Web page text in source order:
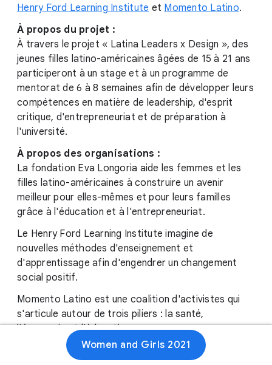
Henry Ford Learning Institute et Momento Latino.
À propos du projet :
À travers le projet « Latina Leaders x Design », des
jeunes filles latino-américaines âgées de 15 à 21 ans
participeront à un stage et à un programme de
mentorat de 6 à 8 semaines afin de développer leurs
compétences en matière de leadership, d'esprit
critique, d'entrepreneuriat et de préparation à
l'université.
À propos des organisations :
La fondation Eva Longoria aide les femmes et les
filles latino-américaines à construire un avenir
meilleur pour elles-mêmes et pour leurs familles
grâce à l'éducation et à l'entrepreneuriat.
Le Henry Ford Learning Institute imagine de
nouvelles méthodes d'enseignement et
d'apprentissage afin d'engendrer un changement
social positif.
Momento Latino est une coalition d'activistes qui
s'articule autour de trois piliers : la santé,
l'économie et l'éducation.
Women and Girls 2021